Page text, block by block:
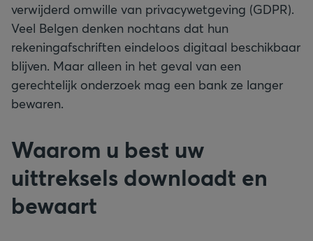
verwijderd omwille van privacywetgeving (GDPR).
Veel Belgen denken nochtans dat hun
rekeningafschriften eindeloos digitaal beschikbaar
blijven. Maar alleen in het geval van een
gerechtelijk onderzoek mag een bank ze langer
bewaren.
Waarom u best uw
uittreksels downloadt en
bewaart